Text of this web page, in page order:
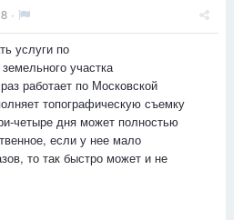
·
услуги по
участка
работает по Московской
топографическую съемку
четыре дня может полностью
если у нее мало
то так быстро может и не